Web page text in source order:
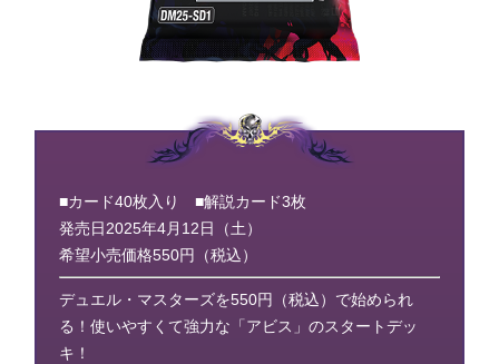
■カード40枚入り ■解説カード3枚
発売日2025年4月12日（土）
希望小売価格550円（税込）
デュエル・マスターズを550円（税込）で始められ
る！使いやすくて強力な「アビス」のスタートデッ
キ！